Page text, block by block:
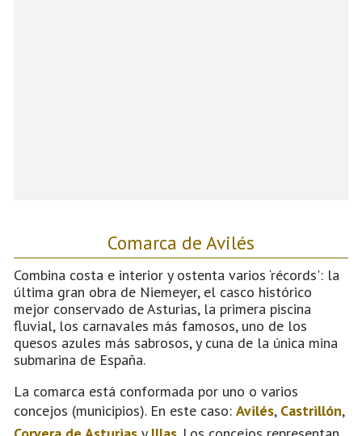
Comarca de Avilés
Combina costa e interior y ostenta varios ‘récords': la
última gran obra de Niemeyer, el casco histórico
mejor conservado de Asturias, la primera piscina
fluvial, los carnavales más famosos, uno de los
quesos azules más sabrosos, y cuna de la única mina
submarina de España.
La comarca está conformada por uno o varios
concejos (municipios). En este caso: Avilés, Castrillón,